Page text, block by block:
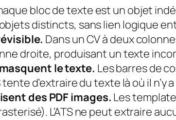
bloc de texte est un objet
distincts, sans lien logique
Dans un CV à deux
droite, produisant un texte
le texte. Les barres de
d’extraire du texte là où il n’y
des PDF images. Les
L’ATS ne peut extraire